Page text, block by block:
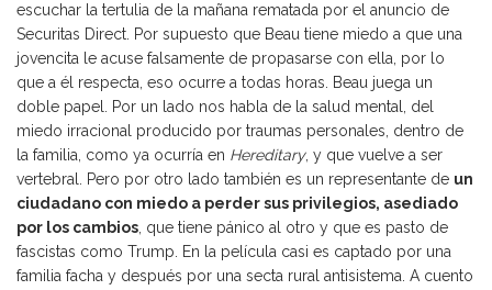
escuchar la tertulia de la mañana rematada por el anuncio de
Securitas Direct. Por supuesto que Beau tiene miedo a que una
jovencita le acuse falsamente de propasarse con ella, por lo
que a él respecta, eso ocurre a todas horas. Beau juega un
doble papel. Por un lado nos habla de la salud mental, del
miedo irracional producido por traumas personales, dentro de
la familia, como ya ocurría en Hereditary, y que vuelve a ser
vertebral. Pero por otro lado también es un representante de un
ciudadano con miedo a perder sus privilegios, asediado
por los cambios , que tiene pánico al otro y que es pasto de
fascistas como Trump. En la película casi es captado por una
familia facha y después por una secta rural antisistema. A cuento